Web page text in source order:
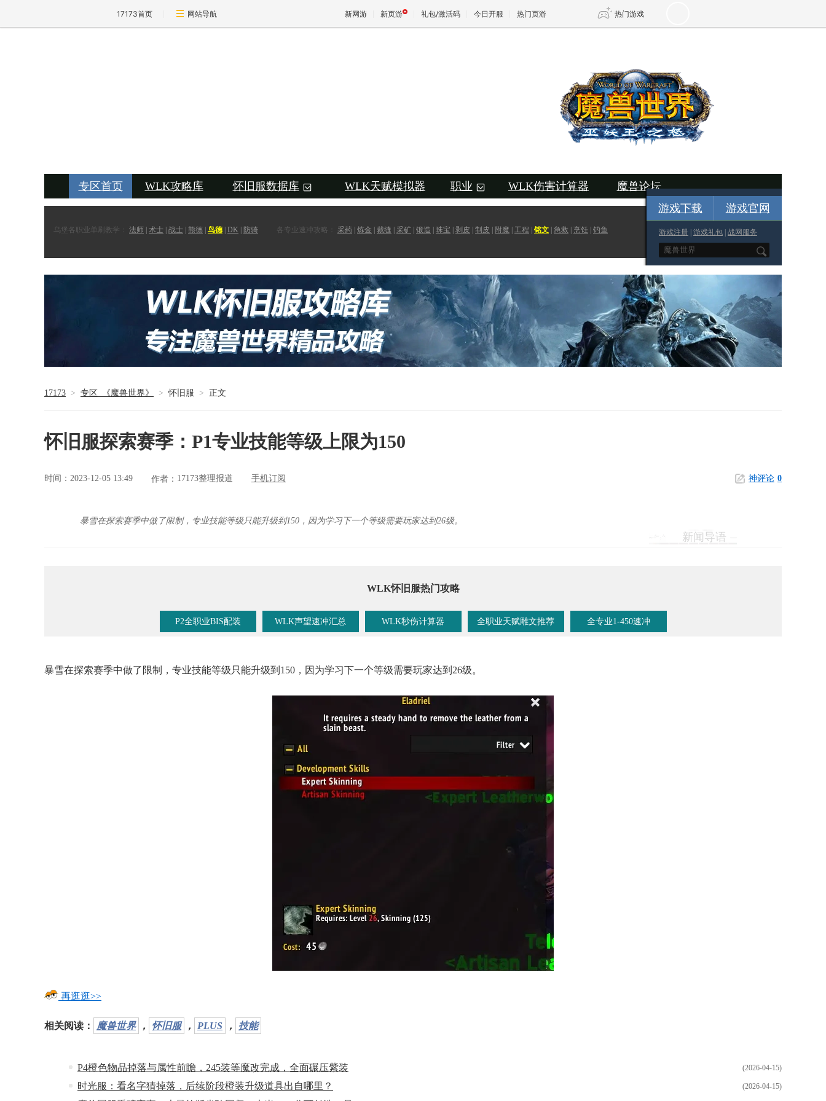
17173首页 网站导航 新网游 新页游 礼包/激活码 今日开服 热门页游 热门游戏
DNF 传奇4
剑网3旗舰版 新天龙八部
诛仙世界 新仙侠5
专区首页 WLK攻略库 怀旧服数据库 + WLK天赋模拟器 职业 + WLK伤害计算器 魔兽论坛
乌堡各职业单刷教学： 法师 术士 战士 熊德 鸟德| DK 防骑 各专业速冲攻略： 采药 炼金 裁缝 采矿 锻造 珠宝 剥皮 制皮 附魔 工程 铭文 急救 烹饪 钓鱼
游戏下载 游戏官网
游戏注册 游戏礼包 战网服务
*
17173 > 专区_《魔兽世界》 > 怀旧服 > 正文
怀旧服探索赛季：P1专业技能等级上限为150
时间：2023-12-05 13:49 作者： 17173整理报道 手机订阅 神评论 0
新闻导语
暴雪在探索赛季中做了限制，专业技能等级只能升级到150，因为学习下一个等级需要玩家达到26级。
WLK怀旧服热门攻略
P2全职业BIS配装 WLK声望速冲汇总 WLK秒伤计算器 全职业天赋雕文推荐 全专业1-450速冲
暴雪在探索赛季中做了限制，专业技能等级只能升级到150，因为学习下一个等级需要玩家达到26级。
再逛逛>>
相关阅读： 魔兽世界 ， 怀旧服 ， PLUS ， 技能
(2026-04-15)
P4橙色物品掉落与属性前瞻，245装等魔改完成，全面碾压紫装
(2026-04-15)
时光服：看名字猜掉落，后续阶段橙装升级道具出自哪里？